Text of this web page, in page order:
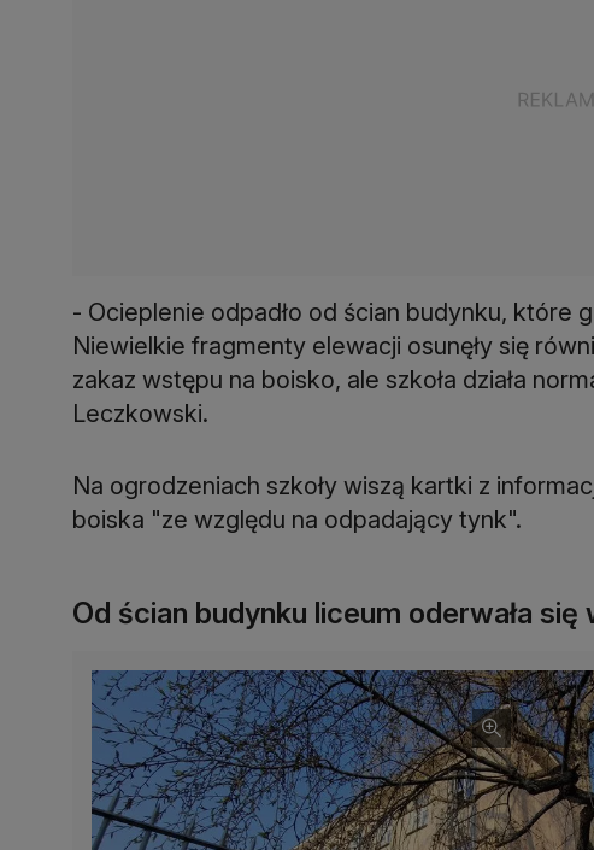
- Ocieplenie odpadło od ścian budynku, które
Niewielkie fragmenty elewacji osunęły się
zakaz wstępu na boisko, ale szkoła działa
Leczkowski.
Na ogrodzeniach szkoły wiszą kartki z
boiska "ze względu na odpadający tynk".
Od ścian budynku liceum oderwała